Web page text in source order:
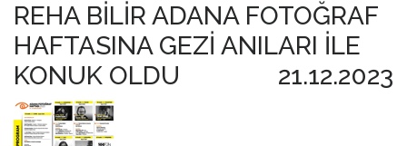
REHA BİLİR ADANA FOTOĞRAF
HAFTASINA GEZİ ANILARI İLE
KONUK OLDU
21.12.2023